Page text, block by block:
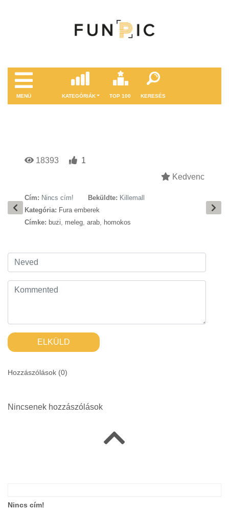
MENÜ KATEGÓRIÁK TOP 100 KERESÉS
18393
1
Kedvenc
Cím: Nincs cím! Beküldte: Killemall
Kategória: Fura emberek
Címke: buzi, meleg, arab, homokos
ELKÜLD
Hozzászólások (0)
Nincsenek hozzászólások
Nincs cím!